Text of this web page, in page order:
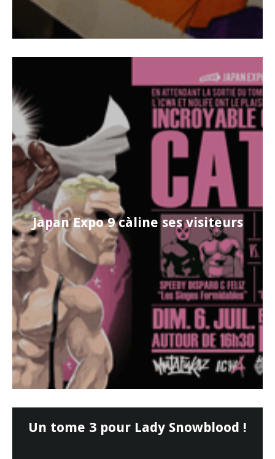
Japan Expo 9 càline ses visiteurs
Un tome 3 pour Lady Snowblood !